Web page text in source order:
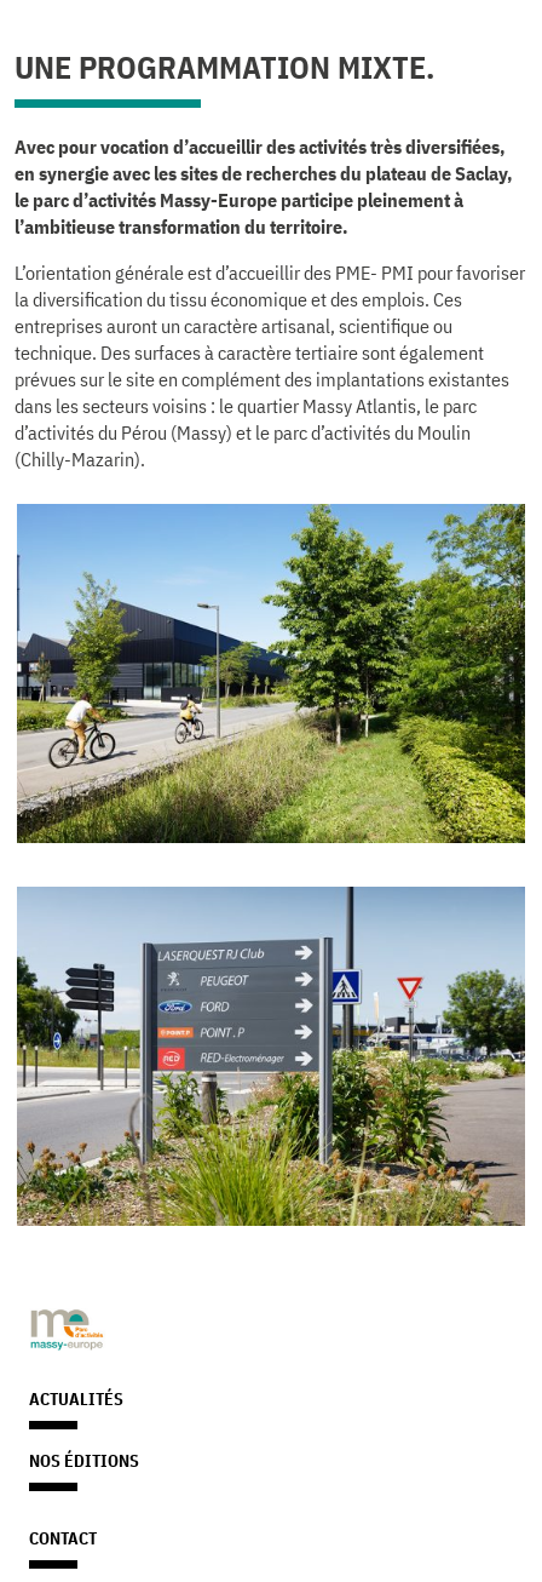
UNE PROGRAMMATION MIXTE.
Avec pour vocation d’accueillir des activités très diversifiées,
en synergie avec les sites de recherches du plateau de Saclay,
le parc d’activités Massy-Europe participe pleinement à
l’ambitieuse transformation du territoire.
L’orientation générale est d’accueillir des PME- PMI pour favoriser
la diversification du tissu économique et des emplois. Ces
entreprises auront un caractère artisanal, scientifique ou
technique. Des surfaces à caractère tertiaire sont également
prévues sur le site en complément des implantations existantes
dans les secteurs voisins : le quartier Massy Atlantis, le parc
d’activités du Pérou (Massy) et le parc d’activités du Moulin
(Chilly-Mazarin).
ACTUALITÉS
NOS ÉDITIONS
CONTACT